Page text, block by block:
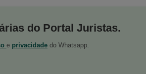
do Portal Juristas.
e privacidade do Whatsapp.